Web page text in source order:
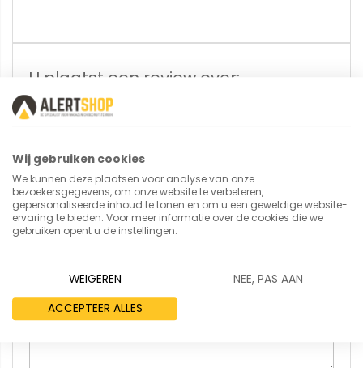
U plaatst een review over:
Dossierwagen 4870
Samenvatting
Wij gebruiken cookies
We kunnen deze plaatsen voor analyse van onze
bezoekersgegevens, om onze website te verbeteren,
gepersonaliseerde inhoud te tonen en om u een geweldige website-
ervaring te bieden. Voor meer informatie over de cookies die we
gebruiken opent u de instellingen.
WEIGEREN
NEE, PAS AAN
ACCEPTEER ALLES